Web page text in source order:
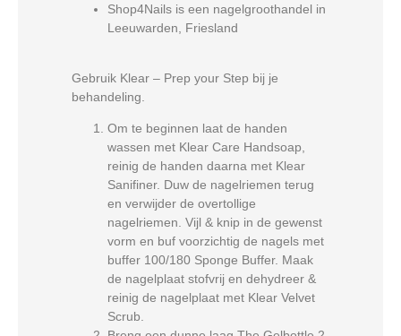
Shop4Nails is een nagelgroothandel in
Leeuwarden, Friesland
Gebruik Klear – Prep your Step bij je
behandeling.
Om te beginnen laat de handen
wassen met Klear Care Handsoap,
reinig de handen daarna met Klear
Sanifiner. Duw de nagelriemen terug
en verwijder de overtollige
nagelriemen. Vijl & knip in de gewenst
vorm en buf voorzichtig de nagels met
buffer 100/180 Sponge Buffer. Maak
de nagelplaat stofvrij en dehydreer &
reinig de nagelplaat met Klear Velvet
Scrub.